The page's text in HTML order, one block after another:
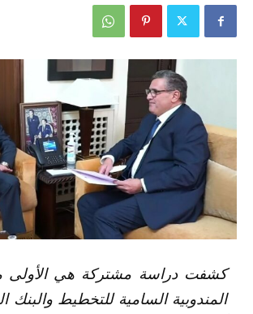
كشفت دراسة مشتركة هي الأولى
المندوبية السامية للتخطيط والبنك